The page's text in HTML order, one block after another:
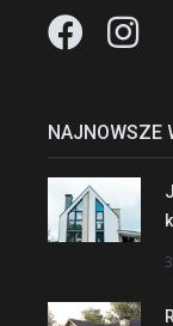
NAJNOWSZE